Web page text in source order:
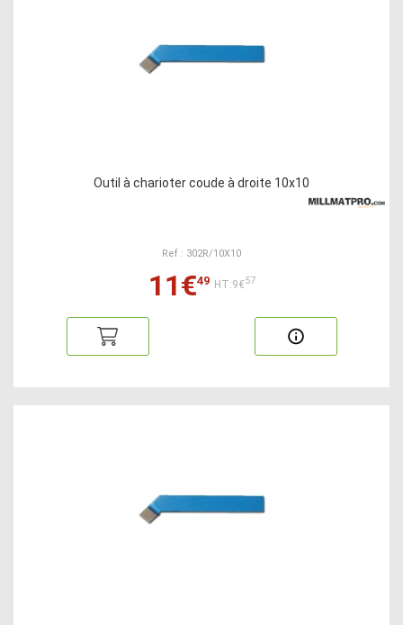
Outil à charioter coude à droite 10x10
Ref : 302R/10X10
11€49 HT:9€57